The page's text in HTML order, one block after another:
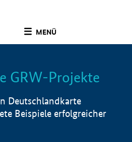
MENÜ
Info
GRW-Projekte
Deutschlandkarte
Beispiele erfolgreicher